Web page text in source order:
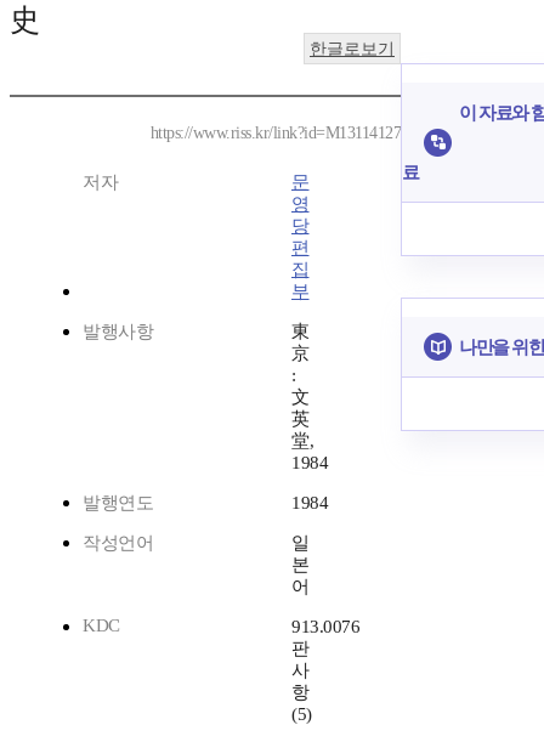
史
한글로보기
https://www.riss.kr/link?id=M13114127
저자
문
영
당
편
집
부
발행사항
東
京
:
文
英
堂,
1984
발행연도 1984
작성언어
일
본
어
KDC
913.0076
판
사
항
(5)
이 자료와
료
나만을 위